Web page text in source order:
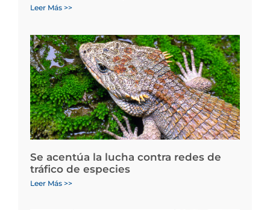
Leer Más >>
Se acentúa la lucha contra redes de
tráfico de especies
Leer Más >>